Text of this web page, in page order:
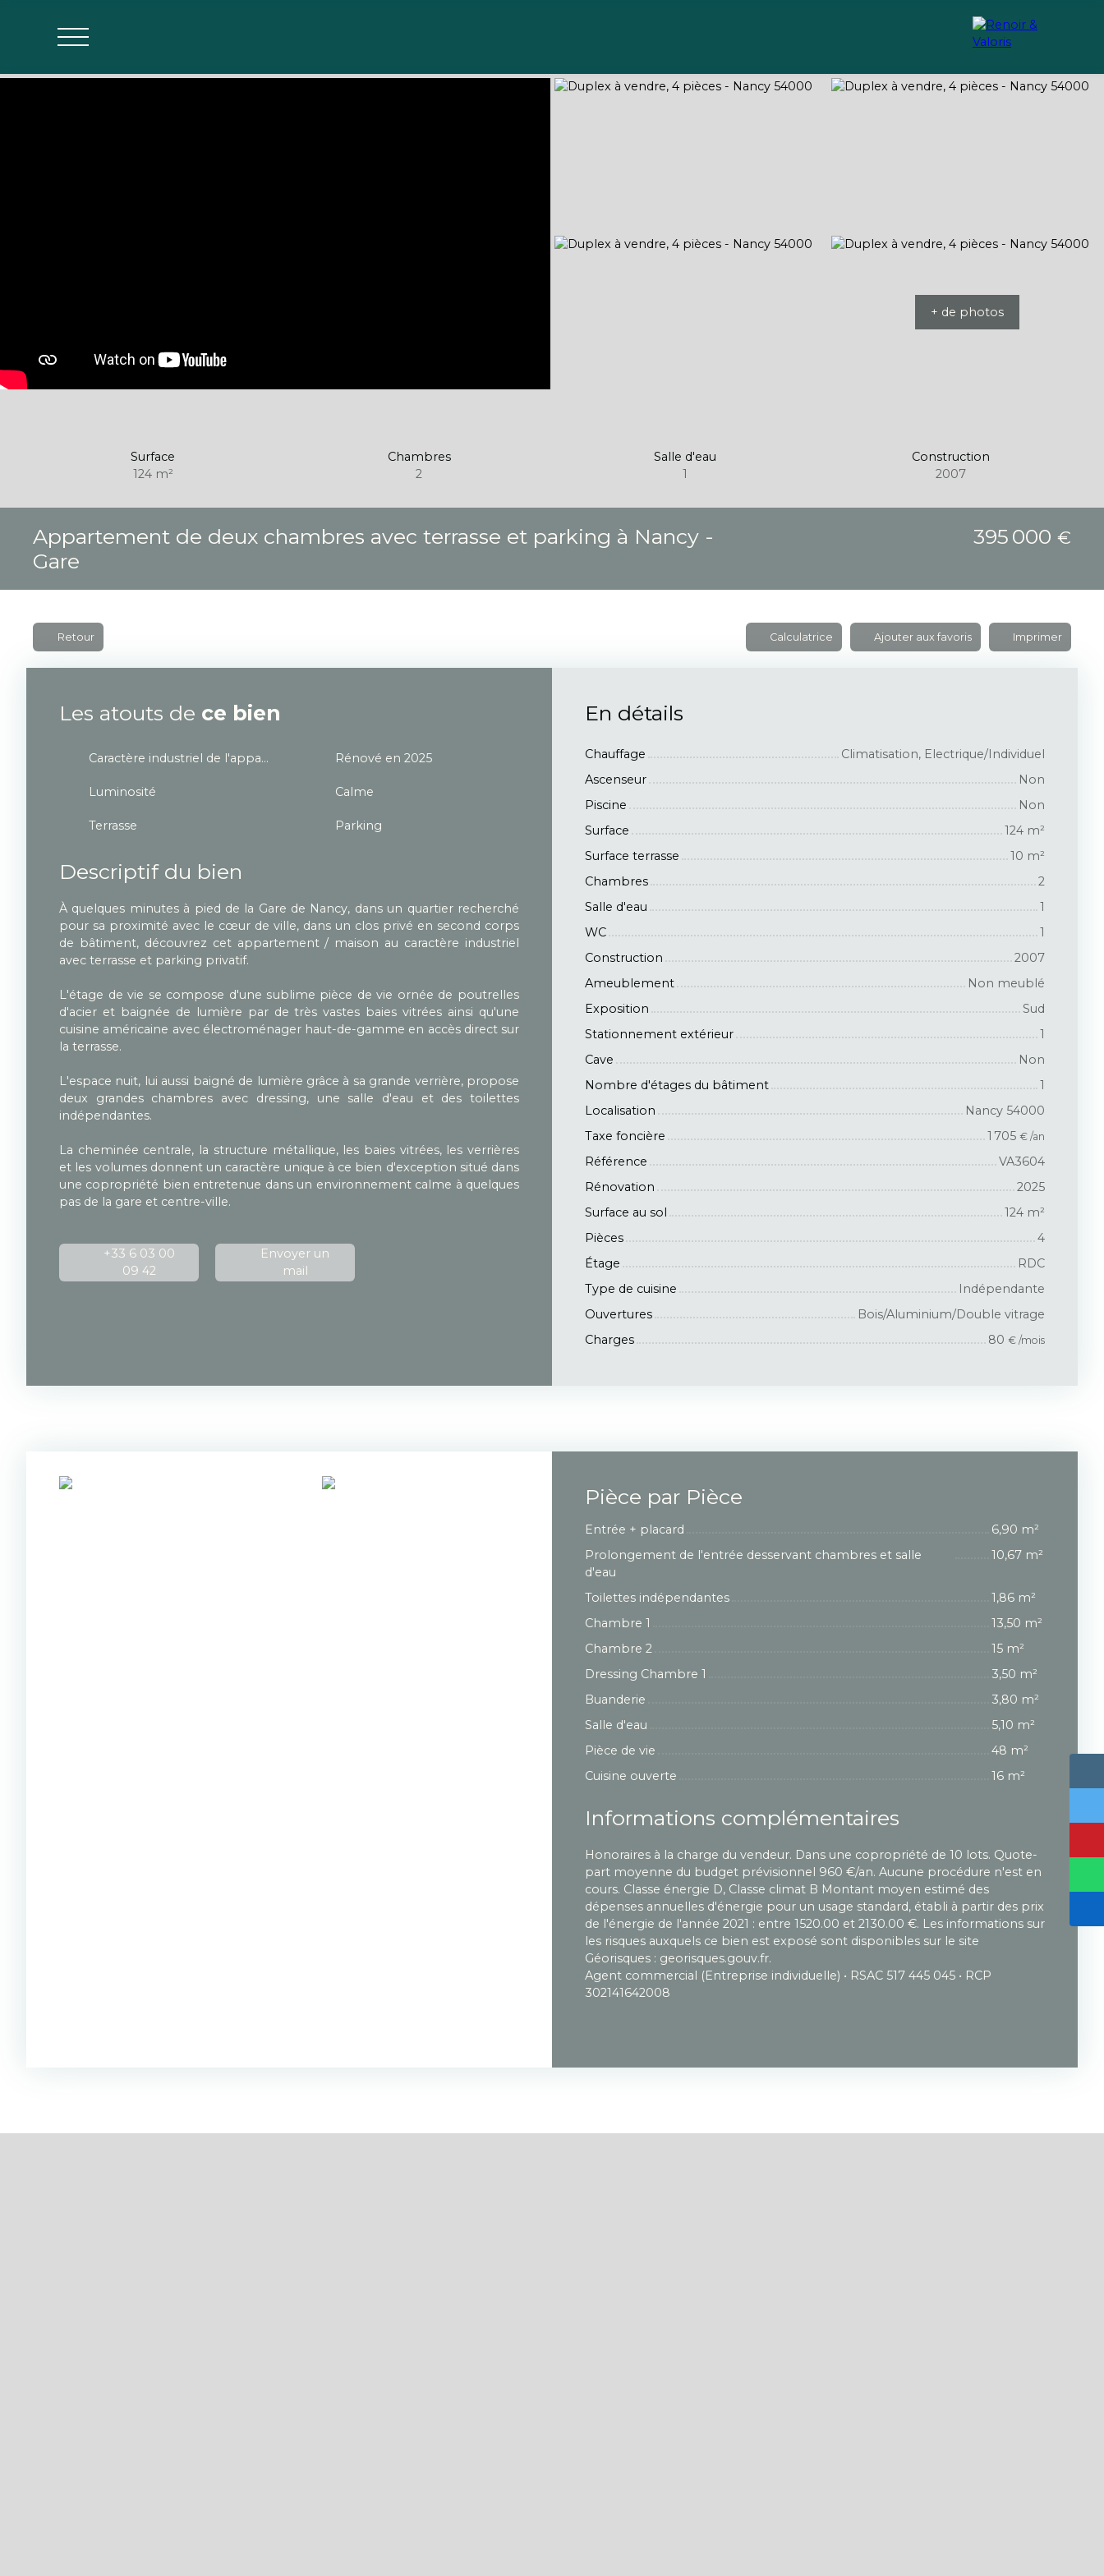
+ de photos
Surface
124 m²
Chambres
2
Salle d'eau
1
Construction
2007
Appartement de deux chambres avec terrasse et parking à Nancy -
Gare
395 000 €
Retour Calculatrice Ajouter aux favoris Imprimer
Les atouts de ce bien
Caractère industriel de l'appartement Rénové en 2025
Luminosité Calme
Terrasse Parking
Descriptif du bien
À quelques minutes à pied de la Gare de Nancy, dans un quartier recherché
pour sa proximité avec le cœur de ville, dans un clos privé en second corps
de bâtiment, découvrez cet appartement / maison au caractère industriel
avec terrasse et parking privatif.
L'étage de vie se compose d'une sublime pièce de vie ornée de poutrelles
d'acier et baignée de lumière par de très vastes baies vitrées ainsi qu'une
cuisine américaine avec électroménager haut-de-gamme en accès direct sur
la terrasse.
L'espace nuit, lui aussi baigné de lumière grâce à sa grande verrière, propose
deux grandes chambres avec dressing, une salle d'eau et des toilettes
indépendantes.
La cheminée centrale, la structure métallique, les baies vitrées, les verrières
et les volumes donnent un caractère unique à ce bien d'exception situé dans
une copropriété bien entretenue dans un environnement calme à quelques
pas de la gare et centre-ville.
+33 6 03 00
09 42
Envoyer un
mail
En détails
Chauffage
Climatisation, Electrique/Individuel
Ascenseur
Non
Piscine
Non
Surface
124 m²
Surface terrasse
10 m²
Chambres
2
Salle d'eau
1
WC
1
Construction
2007
Ameublement
Non meublé
Exposition
Sud
Stationnement extérieur
1
Cave
Non
Nombre d'étages du bâtiment
1
Localisation
Nancy 54000
Taxe foncière
1 705 € /an
Référence
VA3604
Rénovation
2025
Surface au sol
124 m²
Pièces
4
Étage
RDC
Type de cuisine
Indépendante
Ouvertures
Bois/Aluminium/Double vitrage
Charges
80 € /mois
Pièce par Pièce
Entrée + placard
6,90 m²
Prolongement de l'entrée desservant chambres et salle
d'eau
10,67 m²
Toilettes indépendantes
1,86 m²
Chambre 1
13,50 m²
Chambre 2
15 m²
Dressing Chambre 1
3,50 m²
Buanderie
3,80 m²
Salle d'eau
5,10 m²
Pièce de vie
48 m²
Cuisine ouverte
16 m²
Informations complémentaires
Honoraires à la charge du vendeur. Dans une copropriété de 10 lots. Quote-
part moyenne du budget prévisionnel 960 €/an. Aucune procédure n'est en
cours. Classe énergie D, Classe climat B Montant moyen estimé des
dépenses annuelles d'énergie pour un usage standard, établi à partir des prix
de l'énergie de l'année 2021 : entre 1520.00 et 2130.00 €. Les informations sur
les risques auxquels ce bien est exposé sont disponibles sur le site
Géorisques : georisques.gouv.fr.
Agent commercial (Entreprise individuelle) • RSAC 517 445 045 • RCP
302141642008